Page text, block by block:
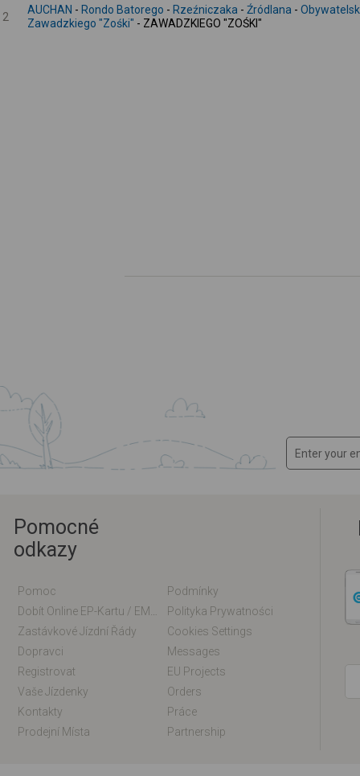
2
AUCHAN - Rondo Batorego - Rzeźniczaka - Źródlana -
Zawadzkiego "Zośki" - ZAWADZKIEGO "ZOŚKI"
Pomocné
odkazy
Pomoc
Podmínky
Polityka Prywatności
Zastávkové Jízdní Řády
Cookies Settings
Dopravci
Messages
Registrovat
EU Projects
Vaše Jízdenky
Orders
Kontakty
Práce
Prodejní Místa
Partnership